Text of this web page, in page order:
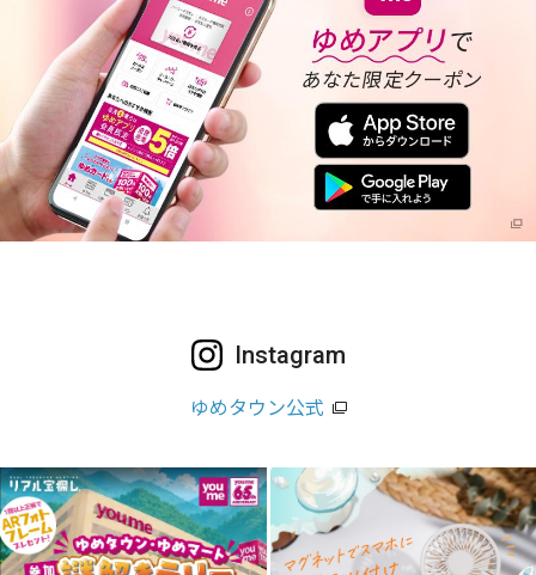
Instagram
ゆめタウン公式